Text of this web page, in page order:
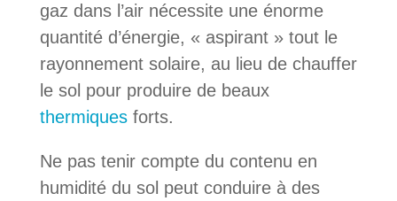
gaz dans l’air nécessite une énorme
quantité d’énergie, « aspirant » tout le
rayonnement solaire, au lieu de chauffer
le sol pour produire de beaux
thermiquesforts.
Ne pas tenir compte du contenu en
humidité du sol peut conduire à des